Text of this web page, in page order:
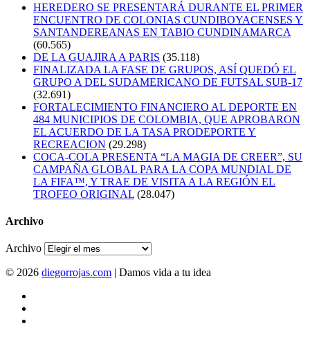
HEREDERO SE PRESENTARÁ DURANTE EL PRIMER
ENCUENTRO DE COLONIAS CUNDIBOYACENSES Y
SANTANDEREANAS EN TABIO CUNDINAMARCA
(60.565)
DE LA GUAJIRA A PARIS (35.118)
FINALIZADA LA FASE DE GRUPOS, ASÍ QUEDÓ EL
GRUPO A DEL SUDAMERICANO DE FUTSAL SUB-17
(32.691)
FORTALECIMIENTO FINANCIERO AL DEPORTE EN
484 MUNICIPIOS DE COLOMBIA, QUE APROBARON
EL ACUERDO DE LA TASA PRODEPORTE Y
RECREACION (29.298)
COCA-COLA PRESENTA “LA MAGIA DE CREER”, SU
CAMPAÑA GLOBAL PARA LA COPA MUNDIAL DE
LA FIFA™, Y TRAE DE VISITA A LA REGIÓN EL
TROFEO ORIGINAL (28.047)
Archivo
Archivo
© 2026 diegorrojas.com | Damos vida a tu idea